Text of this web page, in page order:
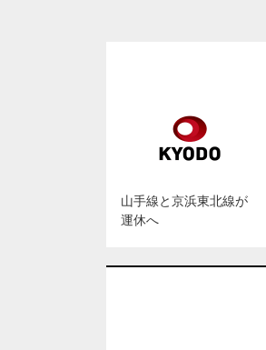
山手線と京浜東北線が
運休へ